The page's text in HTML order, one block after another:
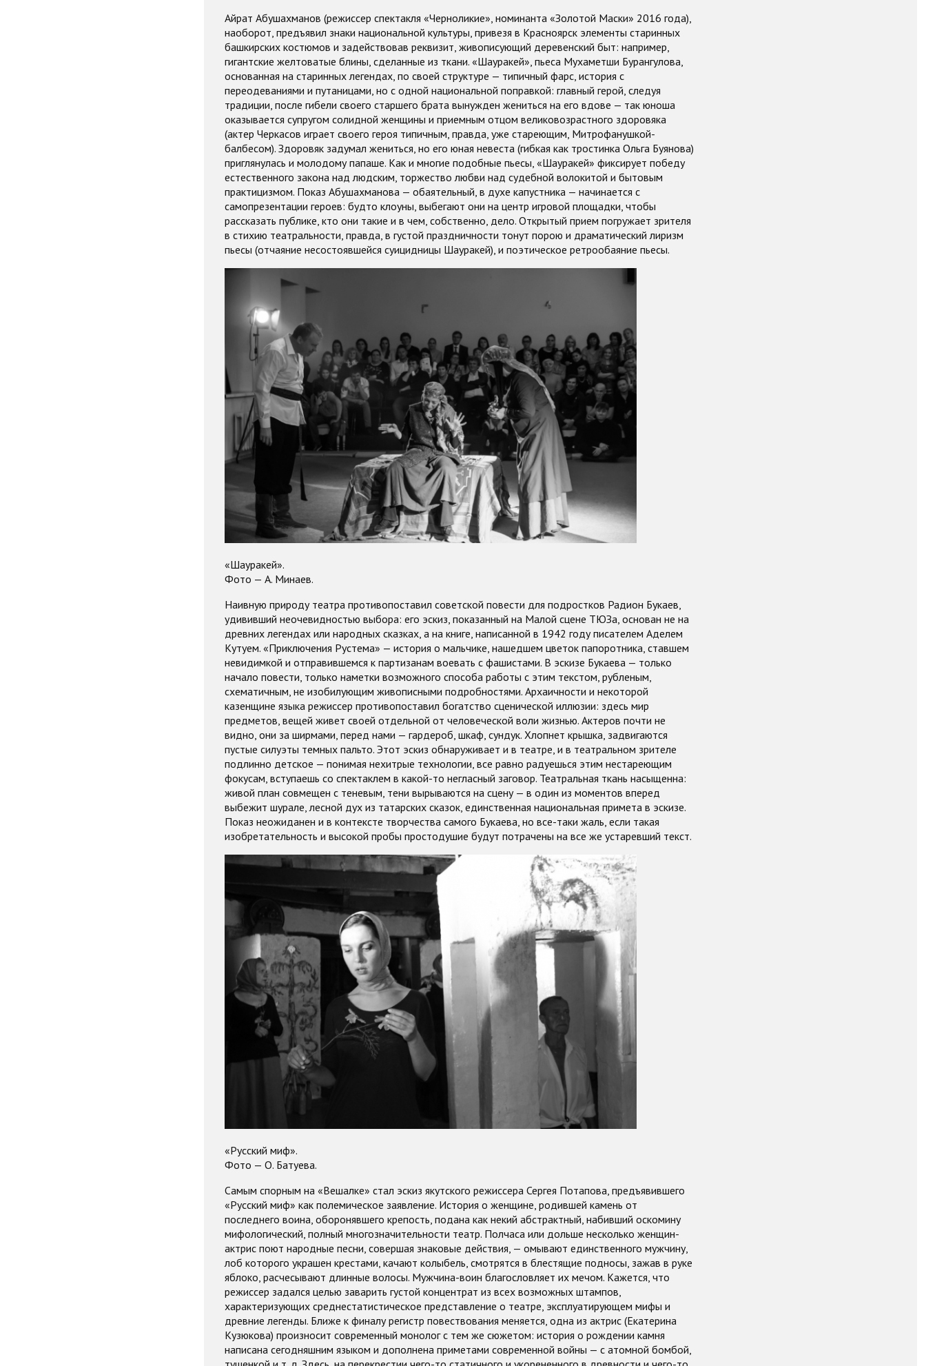
Айрат Абушахманов (режиссер спектакля «Черноликие», номинанта «Золотой Маски» 2016 года),
наоборот, предъявил знаки национальной культуры, привезя в Красноярск элементы старинных
башкирских костюмов и задействовав реквизит, живописующий деревенский быт: например,
гигантские желтоватые блины, сделанные из ткани. «Шауракей», пьеса Мухаметши Бурангулова,
основанная на старинных легендах, по своей структуре — типичный фарс, история с
переодеваниями и путаницами, но с одной национальной поправкой: главный герой, следуя
традиции, после гибели своего старшего брата вынужден жениться на его вдове — так юноша
оказывается супругом солидной женщины и приемным отцом великовозрастного здоровяка
(актер Черкасов играет своего героя типичным, правда, уже стареющим, Митрофанушкой-
балбесом). Здоровяк задумал жениться, но его юная невеста (гибкая как тростинка Ольга Буянова)
приглянулась и молодому папаше. Как и многие подобные пьесы, «Шауракей» фиксирует победу
естественного закона над людским, торжество любви над судебной волокитой и бытовым
практицизмом. Показ Абушахманова — обаятельный, в духе капустника — начинается с
самопрезентации героев: будто клоуны, выбегают они на центр игровой площадки, чтобы
рассказать публике, кто они такие и в чем, собственно, дело. Открытый прием погружает зрителя
в стихию театральности, правда, в густой праздничности тонут порою и драматический лиризм
пьесы (отчаяние несостоявшейся суицидницы Шауракей), и поэтическое ретрообаяние пьесы.
«Шауракей».
Фото — А. Минаев.
Наивную природу театра противопоставил советской повести для подростков Радион Букаев,
удививший неочевидностью выбора: его эскиз, показанный на Малой сцене ТЮЗа, основан не на
древних легендах или народных сказках, а на книге, написанной в 1942 году писателем Аделем
Кутуем. «Приключения Рустема» — история о мальчике, нашедшем цветок папоротника, ставшем
невидимкой и отправившемся к партизанам воевать с фашистами. В эскизе Букаева — только
начало повести, только наметки возможного способа работы с этим текстом, рубленым,
схематичным, не изобилующим живописными подробностями. Архаичности и некоторой
казенщине языка режиссер противопоставил богатство сценической иллюзии: здесь мир
предметов, вещей живет своей отдельной от человеческой воли жизнью. Актеров почти не
видно, они за ширмами, перед нами — гардероб, шкаф, сундук. Хлопнет крышка, задвигаются
пустые силуэты темных пальто. Этот эскиз обнаруживает и в театре, и в театральном зрителе
подлинно детское — понимая нехитрые технологии, все равно радуешься этим нестареющим
фокусам, вступаешь со спектаклем в какой-то негласный заговор. Театральная ткань насыщенна:
живой план совмещен с теневым, тени вырываются на сцену — в один из моментов вперед
выбежит шурале, лесной дух из татарских сказок, единственная национальная примета в эскизе.
Показ неожиданен и в контексте творчества самого Букаева, но все-таки жаль, если такая
изобретательность и высокой пробы простодушие будут потрачены на все же устаревший текст.
«Русский миф».
Фото — О. Батуева.
Самым спорным на «Вешалке» стал эскиз якутского режиссера Сергея Потапова, предъявившего
«Русский миф» как полемическое заявление. История о женщине, родившей камень от
последнего воина, оборонявшего крепость, подана как некий абстрактный, набивший оскомину
мифологический, полный многозначительности театр. Полчаса или дольше несколько женщин-
актрис поют народные песни, совершая знаковые действия, — омывают единственного мужчину,
лоб которого украшен крестами, качают колыбель, смотрятся в блестящие подносы, зажав в руке
яблоко, расчесывают длинные волосы. Мужчина-воин благословляет их мечом. Кажется, что
режиссер задался целью заварить густой концентрат из всех возможных штампов,
характеризующих среднестатистическое представление о театре, эксплуатирующем мифы и
древние легенды. Ближе к финалу регистр повествования меняется, одна из актрис (Екатерина
Кузюкова) произносит современный монолог с тем же сюжетом: история о рождении камня
написана сегодняшним языком и дополнена приметами современной войны — с атомной бомбой,